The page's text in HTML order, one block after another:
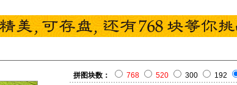
拼图块数： 768 520 300 192